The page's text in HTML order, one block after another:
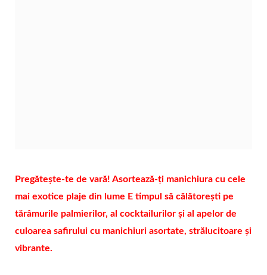
Pregătește-te de vară! Asortează-ți manichiura cu cele
mai exotice plaje din lume E timpul să călătorești pe
tărâmurile palmierilor, al cocktailurilor și al apelor de
culoarea safirului cu manichiuri asortate, strălucitoare și
vibrante.